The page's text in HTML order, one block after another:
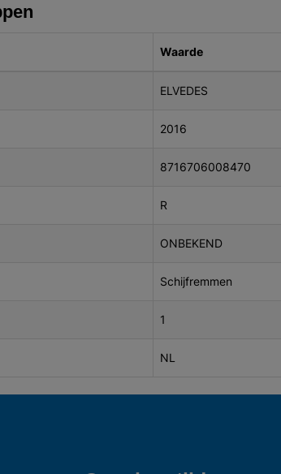
Waarde
ELVEDES
2016
8716706008470
R
ONBEKEND
Schijfremmen
1
NL